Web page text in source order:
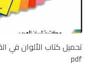
تحميل كتاب الألوان في
pdf